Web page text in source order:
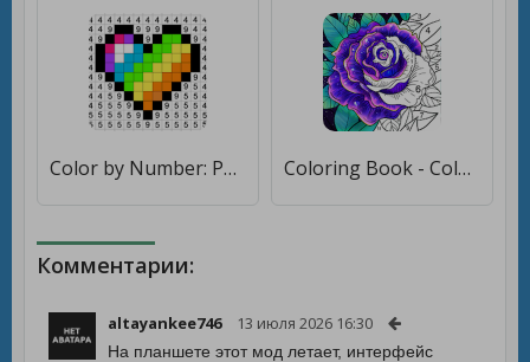
Color by Number: Pаскраска [Бесплатные покупки] Coloring Book - Color by Number & Paint by Number [Мод меню]
Комментарии:
altayankee746 13 июля 2026 16:30
На планшете этот мод летает, интерфейс